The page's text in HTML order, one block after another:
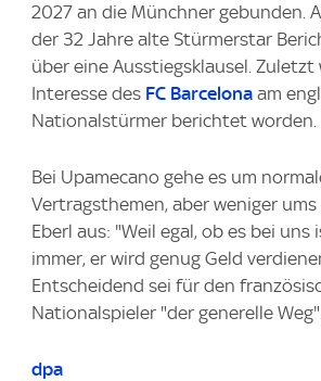
2027 an die Münchner gebunden.
der 32 Jahre alte Stürmerstar
über eine Ausstiegsklausel. Zuletzt
Interesse des FC Barcelona am
Nationalstürmer berichtet worden.
Bei Upamecano gehe es um
Vertragsthemen, aber weniger
Eberl aus: "Weil egal, ob es bei uns
immer, er wird genug Geld
Entscheidend sei für den
Nationalspieler "der generelle
dpa